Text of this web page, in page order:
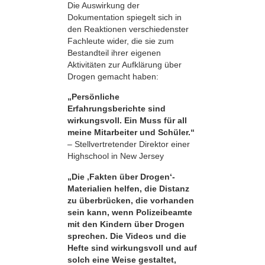
Die Auswirkung der
Dokumentation spiegelt sich in
den Reaktionen verschiedenster
Fachleute wider, die sie zum
Bestandteil ihrer eigenen
Aktivitäten zur Aufklärung über
Drogen gemacht haben:
„Persönliche
Erfahrungsberichte sind
wirkungsvoll. Ein Muss für all
meine Mitarbeiter und Schüler.“
– Stellvertretender Direktor einer
Highschool in New Jersey
„Die ‚Fakten über Drogen‘-
Materialien helfen, die Distanz
zu überbrücken, die vorhanden
sein kann, wenn Polizeibeamte
mit den Kindern über Drogen
sprechen. Die Videos und die
Hefte sind wirkungsvoll und auf
solch eine Weise gestaltet,